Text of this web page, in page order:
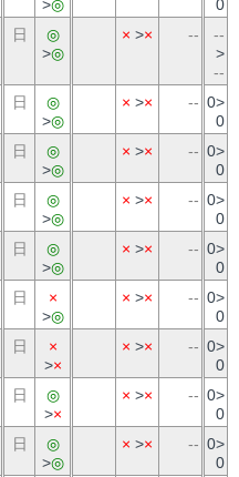
>◎
0
日
◎
>◎
× >× --
--
>
--
日
◎
>◎
× >× -- 0>
0
日
◎
>◎
× >× -- 0>
0
日
◎
>◎
× >× -- 0>
0
日
◎
>◎
× >× -- 0>
0
日
×
>◎
× >× -- 0>
0
日
×
>×
× >× -- 0>
0
日
◎
>×
× >× -- 0>
0
日
◎
>◎
× >× -- 0>
0